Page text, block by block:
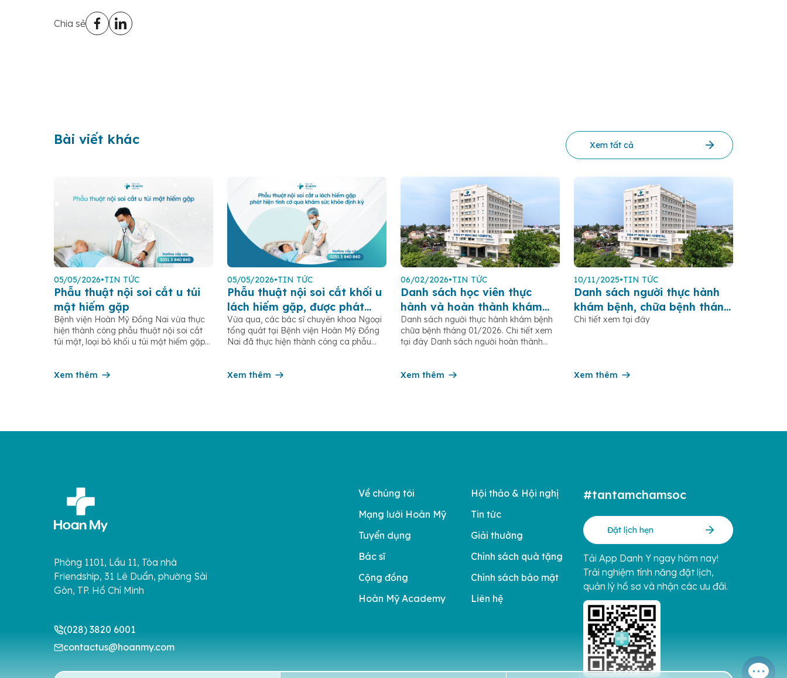
Chia sẻ
Bài viết khác Xem tất cả
05/05/2026•TIN TỨC
Phẫu thuật nội soi cắt u túi
mật hiếm gặp
Bệnh viện Hoàn Mỹ Đồng Nai vừa thực
hiện thành công phẫu thuật nội soi cắt
túi mật, loại bỏ khối u túi mật hiếm gặp
nhân nhập viện trong tình trạng đau
Xem thêm
05/05/2026•TIN TỨC
Phẫu thuật nội soi cắt khối u
lách hiếm gặp, được phát
hiện tình cờ qua khám sức
khỏe định kỳ.
Vừa qua, các bác sĩ chuyên khoa Ngoại
tổng quát tại Bệnh viện Hoàn Mỹ Đồng
Nai đã thực hiện thành công ca phẫu
năm 1987, ngụ tại phường Tân Triều).
Xem thêm
06/02/2026•TIN TỨC
Danh sách học viên thực
hành và hoàn thành khám
chữa bệnh 2026
Danh sách người thực hành khám bệnh
chữa bệnh tháng 01/2026. Chi tiết xem
tại đây Danh sách người hoàn thành
người hoàn thành thực hành khám bệnh
Xem thêm
10/11/2025•TIN TỨC
Danh sách người thực hành
khám bệnh, chữa bệnh tháng
ngày 10.11.2025
Chi tiết xem tại đây
Xem thêm
Phòng 1101, Lầu 11, Tòa nhà
Friendship, 31 Lê Duẩn, phường Sài
Gòn, TP. Hồ Chí Minh
(028) 3820 6001
contactus@hoanmy.com
Về chúng tôi
Mạng lưới Hoàn Mỹ
Tuyển dụng
Bác sĩ
Cộng đồng
Hoàn Mỹ Academy
Hội thảo & Hội nghị
Tin tức
Giải thưởng
Chính sách quà tặng
Chính sách bảo mật
Liên hệ
#tantamchamsoc
Đặt lịch hẹn
Tải App Danh Y ngay hôm nay!
Trải nghiệm tính năng đặt lịch,
quản lý hồ sơ và nhận các ưu đãi.